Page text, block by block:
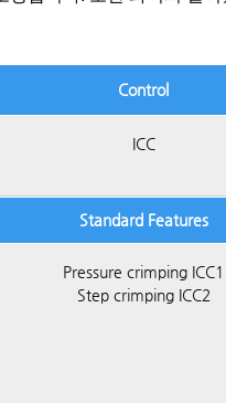
Control
ICC
Standard Features
Pressure crimping ICC1
Step crimping ICC2